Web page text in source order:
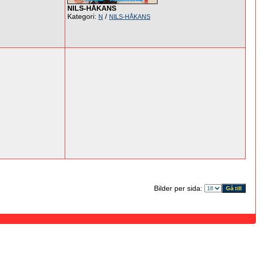
NILS-HÅKANS
Kategori: N / NILS-HÅKANS
Bilder per sida: